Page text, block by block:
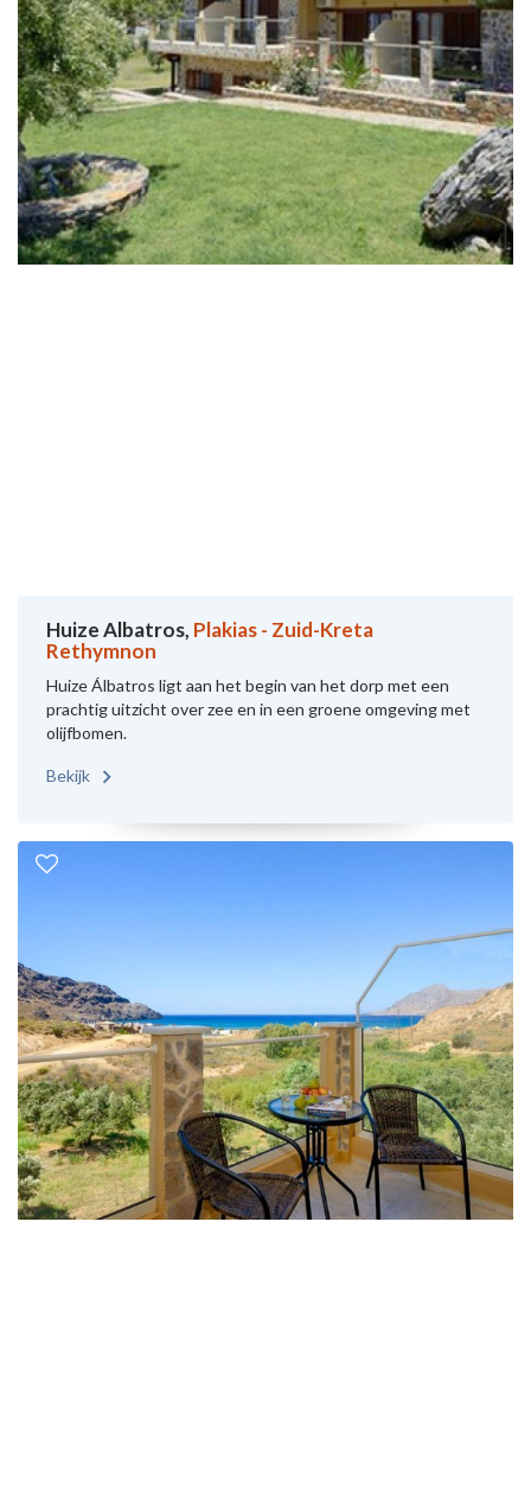
Huize Albatros, Plakias - Zuid-Kreta
Rethymnon
Huize Álbatros ligt aan het begin van het dorp met een
prachtig uitzicht over zee en in een groene omgeving met
olijfbomen.
Bekijk